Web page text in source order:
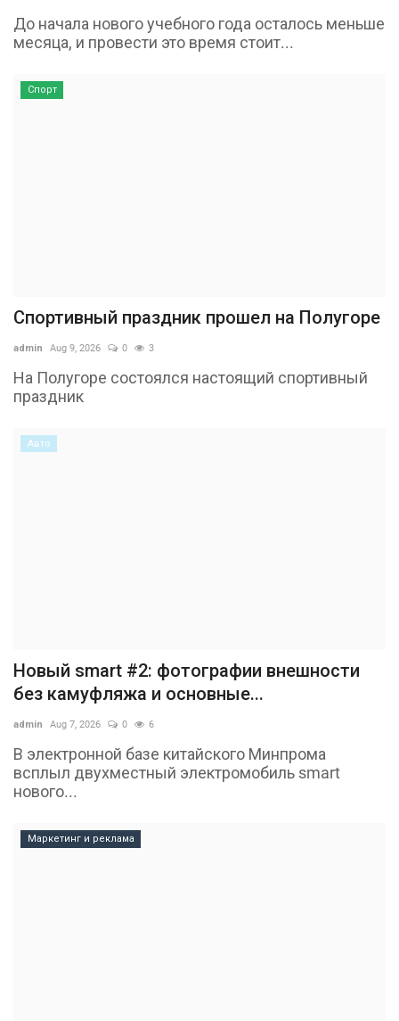
До начала нового учебного года осталось меньше
месяца, и провести это время стоит...
Спорт
Спортивный праздник прошел на Полугоре
admin Aug 9, 2026 0 3
На Полугоре состоялся настоящий спортивный
праздник
Авто
Новый smart #2: фотографии внешности
без камуфляжа и основные...
admin Aug 7, 2026 0 6
В электронной базе китайского Минпрома
всплыл двухместный электромобиль smart
нового...
Маркетинг и реклама